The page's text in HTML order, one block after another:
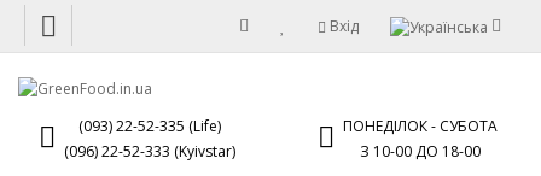
Вхід
(093) 22-52-335 (Life)
(096) 22-52-333 (Kyivstar)
ПОНЕДІЛОК - СУБОТА
З 10-00 ДО 18-00